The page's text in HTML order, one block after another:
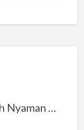
Kosan Wanita Murah Nyaman di Jakarta Selatan